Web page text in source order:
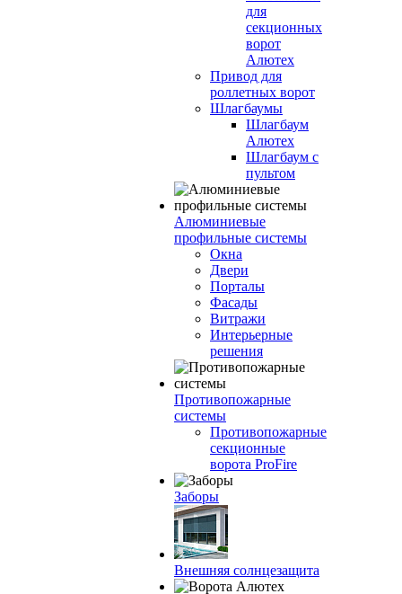
для
секционных
ворот
Алютех
Привод для
роллетных ворот
Шлагбаумы
Шлагбаум
Алютех
Шлагбаум с
пультом
Алюминиевые
профильные системы
Окна
Двери
Порталы
Фасады
Витражи
Интерьерные
решения
Противопожарные
системы
Противопожарные
секционные
ворота ProFire
Заборы
Внешняя солнцезащита